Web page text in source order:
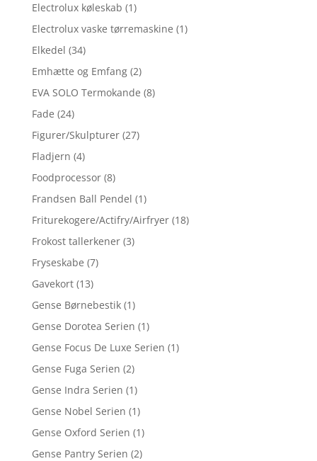
Electrolux køleskab (1)
Electrolux vaske tørremaskine (1)
Elkedel (34)
Emhætte og Emfang (2)
EVA SOLO Termokande (8)
Fade (24)
Figurer/Skulpturer (27)
Fladjern (4)
Foodprocessor (8)
Frandsen Ball Pendel (1)
Friturekogere/Actifry/Airfryer (18)
Frokost tallerkener (3)
Fryseskabe (7)
Gavekort (13)
Gense Børnebestik (1)
Gense Dorotea Serien (1)
Gense Focus De Luxe Serien (1)
Gense Fuga Serien (2)
Gense Indra Serien (1)
Gense Nobel Serien (1)
Gense Oxford Serien (1)
Gense Pantry Serien (2)